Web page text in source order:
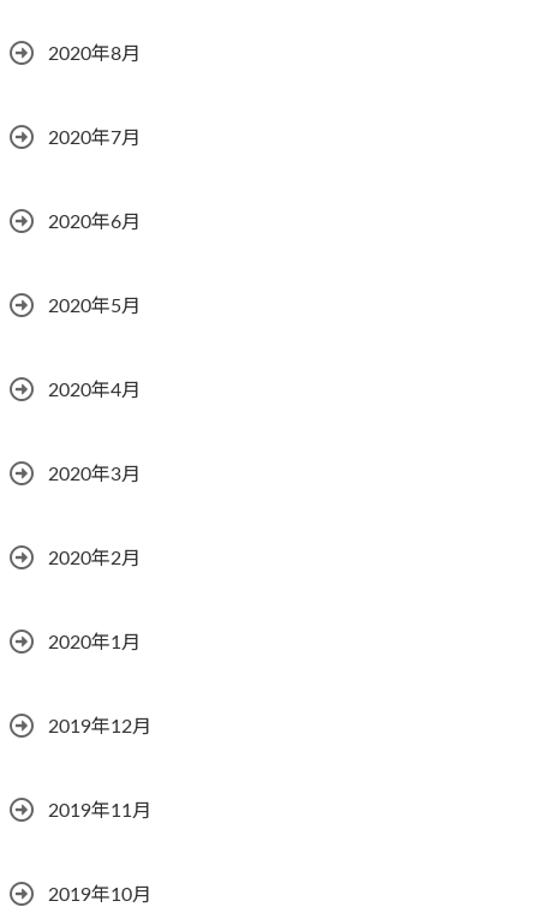
2020年8月
2020年7月
2020年6月
2020年5月
2020年4月
2020年3月
2020年2月
2020年1月
2019年12月
2019年11月
2019年10月